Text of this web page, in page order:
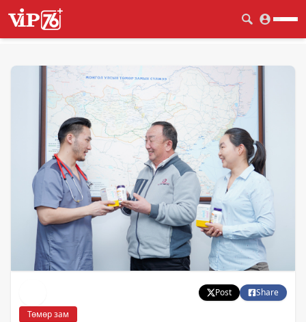
Post
Share
Төмөр зам